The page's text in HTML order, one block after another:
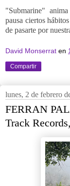
"Submarine"
pausa ciertos
de pasarte por
David Monserrat en
Compartir
lunes, 2 de febrero
FERRAN
Track